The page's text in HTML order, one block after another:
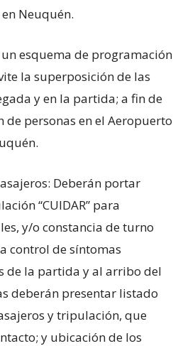
Neuquén.
esquema de programación
la superposición de las
y en la partida; a fin de
personas en el Aeropuerto
Deberán portar
“CUIDAR” para
y/o constancia de turno
control de síntomas
de la partida y al arribo del
deberán presentar listado
y tripulación, que
y ubicación de los